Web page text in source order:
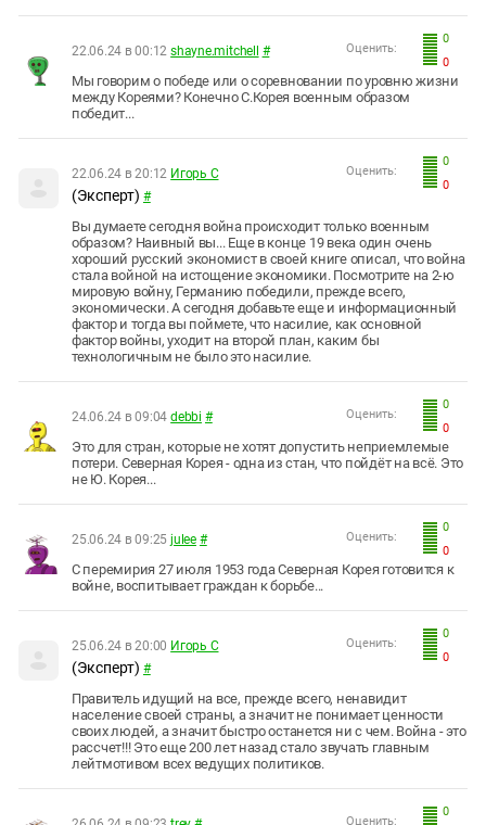
0
0
Оценить:
22.06.24 в 00:12 shayne.mitchell #
Мы говорим о победе или о соревновании по уровню жизни
между Кореями? Конечно С.Корея военным образом
победит...
0
0
Оценить:
22.06.24 в 20:12 Игорь С
(Эксперт) #
Вы думаете сегодня война происходит только военным
образом? Наивный вы... Еще в конце 19 века один очень
хороший русский экономист в своей книге описал, что война
стала войной на истощение экономики. Посмотрите на 2-ю
мировую войну, Германию победили, прежде всего,
экономически. А сегодня добавьте еще и информационный
фактор и тогда вы поймете, что насилие, как основной
фактор войны, уходит на второй план, каким бы
технологичным не было это насилие.
0
0
Оценить:
24.06.24 в 09:04 debbi #
Это для стран, которые не хотят допустить неприемлемые
потери. Северная Корея - одна из стан, что пойдёт на всё. Это
не Ю. Корея...
0
0
Оценить:
25.06.24 в 09:25 julee #
С перемирия 27 июля 1953 года Северная Корея готовится к
войне, воспитывает граждан к борьбе...
0
0
Оценить:
25.06.24 в 20:00 Игорь С
(Эксперт) #
Правитель идущий на все, прежде всего, ненавидит
население своей страны, а значит не понимает ценности
своих людей, а значит быстро останется ни с чем. Война - это
рассчет!!! Это еще 200 лет назад стало звучать главным
лейтмотивом всех ведущих политиков.
0
Оценить: